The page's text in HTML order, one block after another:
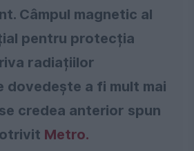
Câmpul magnetic al
pentru protecția
radiațiilor
dovedește a fi mult mai
credea anterior spun
Metro.